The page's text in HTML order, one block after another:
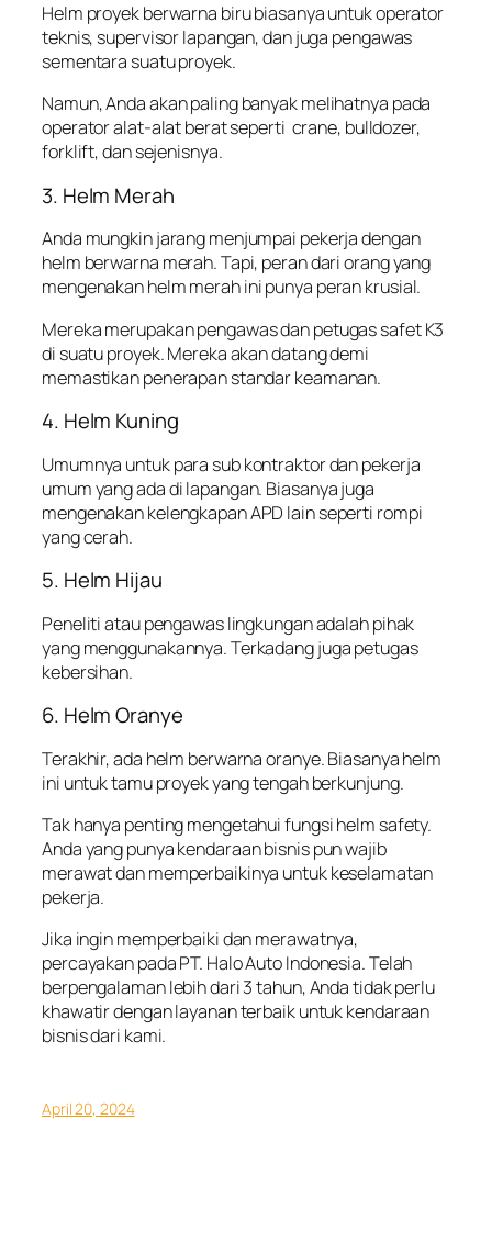
Helm proyek berwarna biru biasanya untuk operator
teknis, supervisor lapangan, dan juga pengawas
sementara suatu proyek.
Namun, Anda akan paling banyak melihatnya pada
operator alat-alat berat seperti crane, bulldozer,
forklift, dan sejenisnya.
3. Helm Merah
Anda mungkin jarang menjumpai pekerja dengan
helm berwarna merah. Tapi, peran dari orang yang
mengenakan helm merah ini punya peran krusial.
Mereka merupakan pengawas dan petugas safet K3
di suatu proyek. Mereka akan datang demi
memastikan penerapan standar keamanan.
4. Helm Kuning
Umumnya untuk para sub kontraktor dan pekerja
umum yang ada di lapangan. Biasanya juga
mengenakan kelengkapan APD lain seperti rompi
yang cerah.
5. Helm Hijau
Peneliti atau pengawas lingkungan adalah pihak
yang menggunakannya. Terkadang juga petugas
kebersihan.
6. Helm Oranye
Terakhir, ada helm berwarna oranye. Biasanya helm
ini untuk tamu proyek yang tengah berkunjung.
Tak hanya penting mengetahui fungsi helm safety.
Anda yang punya kendaraan bisnis pun wajib
merawat dan memperbaikinya untuk keselamatan
pekerja.
Jika ingin memperbaiki dan merawatnya,
percayakan pada PT. Halo Auto Indonesia. Telah
berpengalaman lebih dari 3 tahun, Anda tidak perlu
khawatir dengan layanan terbaik untuk kendaraan
bisnis dari kami.
April 20, 2024